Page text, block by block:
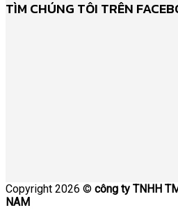
TÌM CHÚNG TÔI TRÊN
Copyright 2026 © công ty TNHH
NAM